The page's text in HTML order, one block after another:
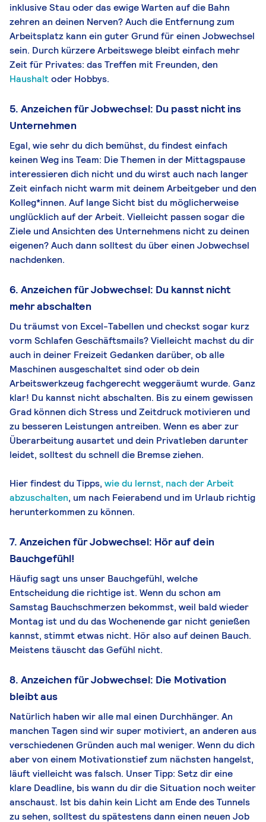
inklusive Stau oder das ewige Warten auf die Bahn
zehren an deinen Nerven? Auch die Entfernung zum
Arbeitsplatz kann ein guter Grund für einen Jobwechsel
sein. Durch kürzere Arbeitswege bleibt einfach mehr
Zeit für Privates: das Treffen mit Freunden, den
Haushaltoder Hobbys.
5. Anzeichen für Jobwechsel: Du passt nicht ins
Unternehmen
Egal, wie sehr du dich bemühst, du findest einfach
keinen Weg ins Team: Die Themen in der Mittagspause
interessieren dich nicht und du wirst auch nach langer
Zeit einfach nicht warm mit deinem Arbeitgeber und den
Kolleg*innen. Auf lange Sicht bist du möglicherweise
unglücklich auf der Arbeit. Vielleicht passen sogar die
Ziele und Ansichten des Unternehmens nicht zu deinen
eigenen? Auch dann solltest du über einen Jobwechsel
nachdenken.
6. Anzeichen für Jobwechsel: Du kannst nicht
mehr abschalten
Du träumst von Excel-Tabellen und checkst sogar kurz
vorm Schlafen Geschäftsmails? Vielleicht machst du dir
auch in deiner Freizeit Gedanken darüber, ob alle
Maschinen ausgeschaltet sind oder ob dein
Arbeitswerkzeug fachgerecht weggeräumt wurde. Ganz
klar! Du kannst nicht abschalten. Bis zu einem gewissen
Grad können dich Stress und Zeitdruck motivieren und
zu besseren Leistungen antreiben. Wenn es aber zur
Überarbeitung ausartet und dein Privatleben darunter
leidet, solltest du schnell die Bremse ziehen.
Hier findest du Tipps, wie du lernst, nach der Arbeit
abzuschalten, um nach Feierabend und im Urlaub richtig
herunterkommen zu können.
7. Anzeichen für Jobwechsel: Hör auf dein
Bauchgefühl!
Häufig sagt uns unser Bauchgefühl, welche
Entscheidung die richtige ist. Wenn du schon am
Samstag Bauchschmerzen bekommst, weil bald wieder
Montag ist und du das Wochenende gar nicht genießen
kannst, stimmt etwas nicht. Hör also auf deinen Bauch.
Meistens täuscht das Gefühl nicht.
8. Anzeichen für Jobwechsel: Die Motivation
bleibt aus
Natürlich haben wir alle mal einen Durchhänger. An
manchen Tagen sind wir super motiviert, an anderen aus
verschiedenen Gründen auch mal weniger. Wenn du dich
aber von einem Motivationstief zum nächsten hangelst,
läuft vielleicht was falsch. Unser Tipp: Setz dir eine
klare Deadline, bis wann du dir die Situation noch weiter
anschaust. Ist bis dahin kein Licht am Ende des Tunnels
zu sehen, solltest du spätestens dann einen neuen Job